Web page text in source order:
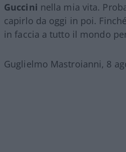
Guccini nella mia vita.
capirlo da oggi in poi.
in faccia a tutto il mondo
Guglielmo Mastroianni, 8